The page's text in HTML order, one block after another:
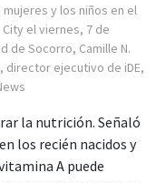
y los niños en el
el viernes, 7 de
de Socorro, Camille N.
director ejecutivo de iDE,
la nutrición. Señaló
los recién nacidos y
A puede